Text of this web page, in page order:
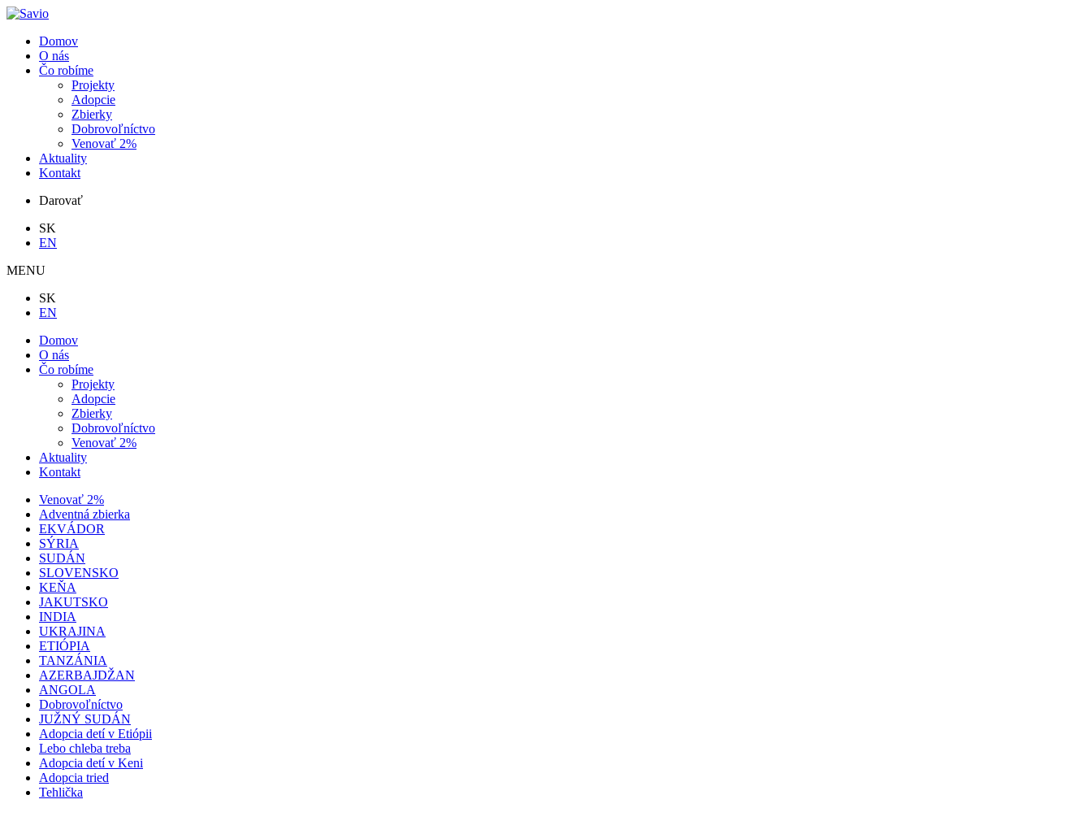
Domov
O nás
Čo robíme
Projekty
Adopcie
Zbierky
Dobrovoľníctvo
Venovať 2%
Aktuality
Kontakt
Darovať
SK
EN
MENU
SK
EN
Domov
O nás
Čo robíme
Projekty
Adopcie
Zbierky
Dobrovoľníctvo
Venovať 2%
Aktuality
Kontakt
Venovať 2%
Adventná zbierka
EKVÁDOR
SÝRIA
SUDÁN
SLOVENSKO
KEŇA
JAKUTSKO
INDIA
UKRAJINA
ETIÓPIA
TANZÁNIA
AZERBAJDŽAN
ANGOLA
Dobrovoľníctvo
JUŽNÝ SUDÁN
Adopcia detí v Etiópii
Lebo chleba treba
Adopcia detí v Keni
Adopcia tried
Tehlička